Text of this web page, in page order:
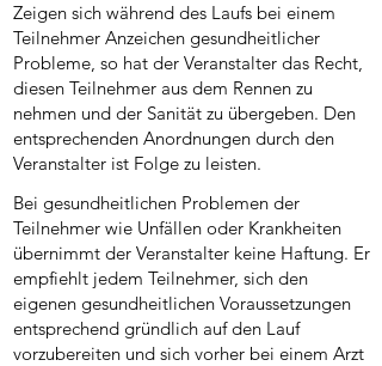
Zeigen sich während des Laufs bei einem
Teilnehmer Anzeichen gesundheitlicher
Probleme, so hat der Veranstalter das Recht,
diesen Teilnehmer aus dem Rennen zu
nehmen und der Sanität zu übergeben. Den
entsprechenden Anordnungen durch den
Veranstalter ist Folge zu leisten.
Bei gesundheitlichen Problemen der
Teilnehmer wie Unfällen oder Krankheiten
übernimmt der Veranstalter keine Haftung. Er
empfiehlt jedem Teilnehmer, sich den
eigenen gesundheitlichen Voraussetzungen
entsprechend gründlich auf den Lauf
vorzubereiten und sich vorher bei einem Arzt